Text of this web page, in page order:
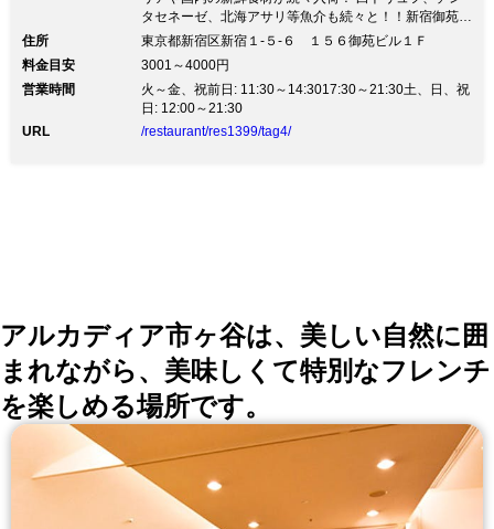
タセネーゼ、北海アサリ等魚介も続々と！！新宿御苑の
脇に静かに佇むイタリアンレストラン・ロマーナ 御苑
全国から取り寄せ美味しいイタリア料理へと!! PIZZAは
イタリア産の拘りの小麦粉を使用しローマ直伝のピッツ
ァを目の前で一枚ずつ焼きあげます グラスワインも北
～南までイタリア産を約１０種類、オーガニックワイン
住所
東京都新宿区新宿１‐５‐６ １５６御苑ビル１Ｆ
料金目安
3001～4000円
営業時間
火～金、祝前日: 11:30～14:3017:30～21:30土、日、祝
日: 12:00～21:30
URL
/restaurant/res1399/tag4/
アルカディア市ヶ谷は、美しい自然に囲
まれながら、美味しくて特別なフレンチ
を楽しめる場所です。